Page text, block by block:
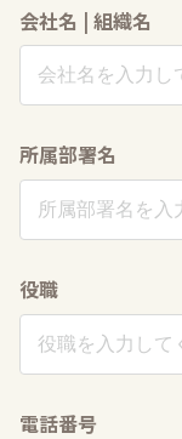
会社名 | 組織名
所属部署名
役職
電話番号